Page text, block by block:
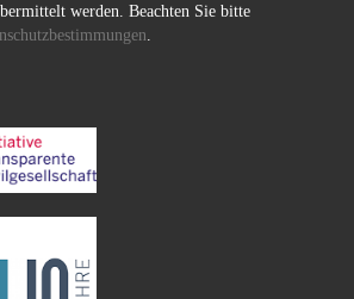
werden. Beachten Sie bitte